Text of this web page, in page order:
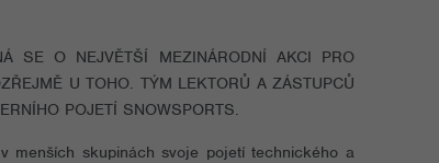
SE O NEJVĚTŠÍ MEZINÁRODNÍ AKCI PRO
U TOHO. TÝM LEKTORŮ A ZÁSTUPCŮ
POJETÍ SNOWSPORTS.
menších skupinách svoje pojetí technického a